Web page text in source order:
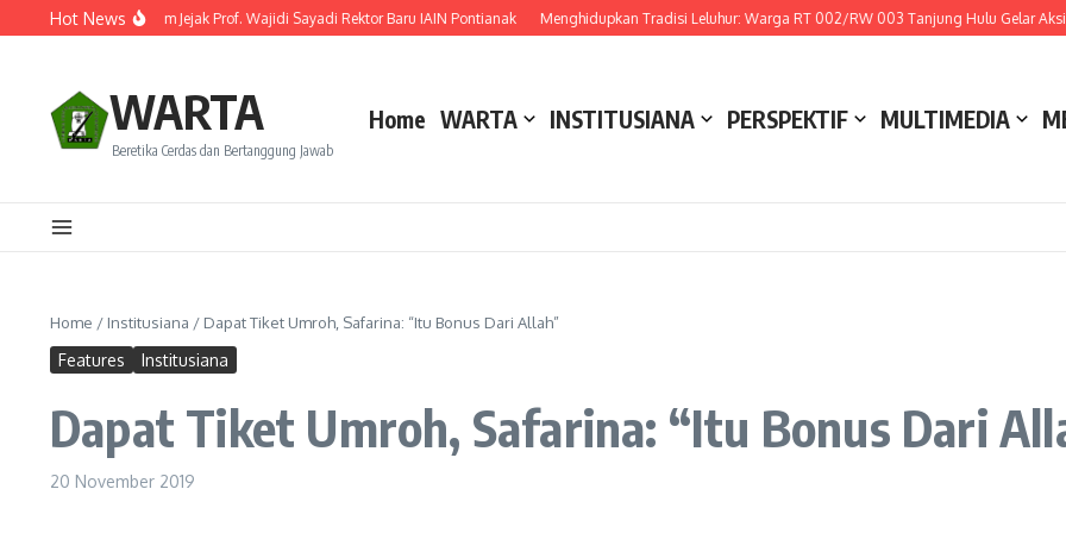
Lewati ke konten
Hot News
Dilantik! Ini Rekam Jejak Prof. Wajidi Sayadi Rektor Baru IAIN Pontianak Menghidupkan Tradisi Leluhur: Warga RT 002/RW 003 Tanjung Hulu Gelar Aksi
WARTA
Beretika Cerdas dan Bertanggung Jawab
Home WARTA INSTITUSIANA PERSPEKTIF MULTIMEDIA
Home / Institusiana / Dapat Tiket Umroh, Safarina: “Itu Bonus Dari Allah”
Features Institusiana
Dapat Tiket Umroh, Safarina: “Itu Bonus Dari
20 November 2019